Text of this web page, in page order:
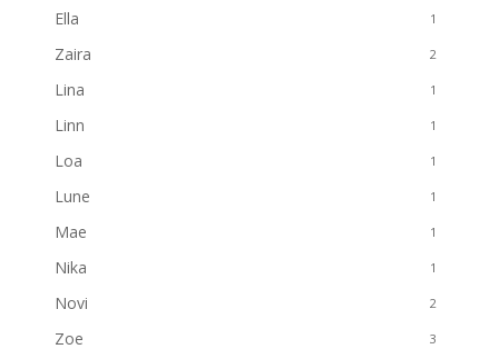
Ella 1
Zaira 2
Lina 1
Linn 1
Loa 1
Lune 1
Mae 1
Nika 1
Novi 2
Zoe 3